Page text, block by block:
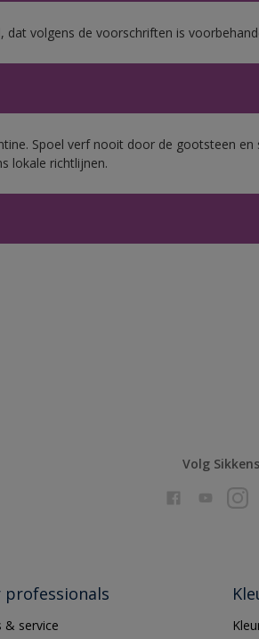
dat volgens de voorschriften is
Spoel verf nooit door de gootsteen
lokale richtlijnen.
Volg Sikkens
professionals
& service